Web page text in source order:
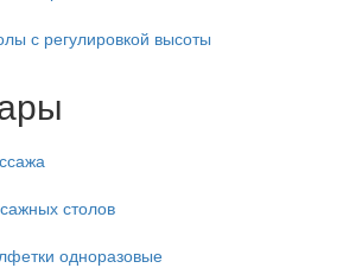
с регулировкой высоты
столов
одноразовые